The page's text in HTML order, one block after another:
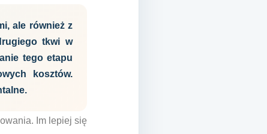
ale również z
tkwi w
tego etapu
kosztów.
Im lepiej się